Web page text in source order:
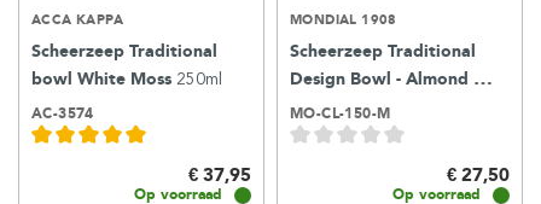
ACCA KAPPA
Scheerzeep Traditional
bowl White Moss 250ml
AC-3574
€ 37,95
Op voorraad
MONDIAL 1908
Scheerzeep Traditional
Design Bowl - Almond
150ml
MO-CL-150-M
€ 27,50
Op voorraad